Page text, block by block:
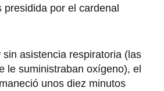
presidida por el cardenal
asistencia respiratoria (las
le suministraban oxígeno), el
unos diez minutos